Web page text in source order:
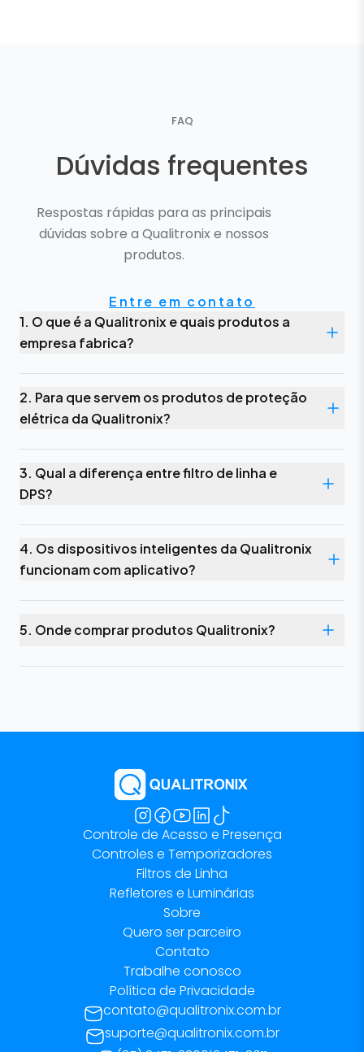
FAQ
Dúvidas frequentes
Respostas rápidas para as principais
dúvidas sobre a Qualitronix e nossos
produtos.
Entre em contato
1. O que é a Qualitronix e quais produtos a
empresa fabrica?
2. Para que servem os produtos de proteção
elétrica da Qualitronix?
3. Qual a diferença entre filtro de linha e
DPS?
4. Os dispositivos inteligentes da Qualitronix
funcionam com aplicativo?
5. Onde comprar produtos Qualitronix?
Controle de Acesso e Presença
Controles e Temporizadores
Filtros de Linha
Refletores e Luminárias
Sobre
Quero ser parceiro
Contato
Trabalhe conosco
Política de Privacidade
contato@qualitronix.com.br
suporte@qualitronix.com.br